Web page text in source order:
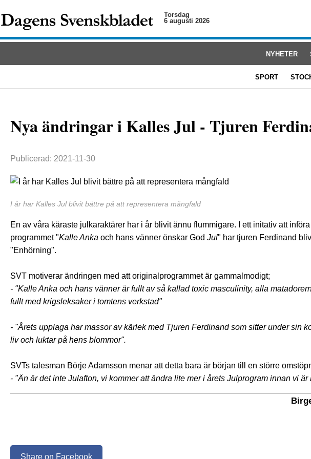
Torsdag
6 augusti 2026
NYHETER
SPORT
Nya ändringar i Kalles Jul - Tjuren
Publicerad: 2021-11-30
I år har Kalles Jul blivit bättre på att representera mångfald
En av våra käraste julkaraktärer har i år blivit ännu flummigare. I ett initativ att
programmet"Kalle Anka och hans vänner önskar God Jul" har tjuren Ferdinand
"Enhörning".
SVT motiverar ändringen med att originalprogrammet är gammalmodigt;
- "Kalle Anka och hans vänner är fullt av så kallad toxic masculinity, alla
fullt med krigsleksaker i tomtens verkstad"
- "Årets upplaga har massor av kärlek med Tjuren Ferdinand som sitter under sin
liv och luktar på hens blommor".
SVTs talesman Börje Adamsson menar att detta bara är början till en större
- "Än är det inte Julafton, vi kommer att ändra lite mer i årets Julprogram innan vi är
Share on Facebook